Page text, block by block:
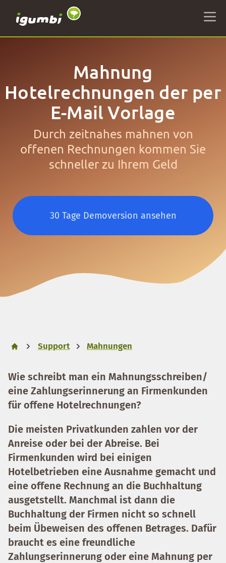
Mahnung
Hotelrechnungen der per
E-Mail Vorlage
Durch zeitnahes mahnen von
offenen Rechnungen kommen Sie
schneller zu Ihrem Geld
30 Tage Demoversion ansehen
Support Mahnungen
Wie schreibt man ein Mahnungsschreiben/
eine Zahlungserinnerung an Firmenkunden
für offene Hotelrechnungen?
Die meisten Privatkunden zahlen vor der
Anreise oder bei der Abreise. Bei
Firmenkunden wird bei einigen
Hotelbetrieben eine Ausnahme gemacht und
eine offene Rechnung an die Buchhaltung
ausgetstellt. Manchmal ist dann die
Buchhaltung der Firmen nicht so schnell
beim Übeweisen des offenen Betrages. Dafür
braucht es eine freundliche
Zahlungserinnerung oder eine Mahnung per